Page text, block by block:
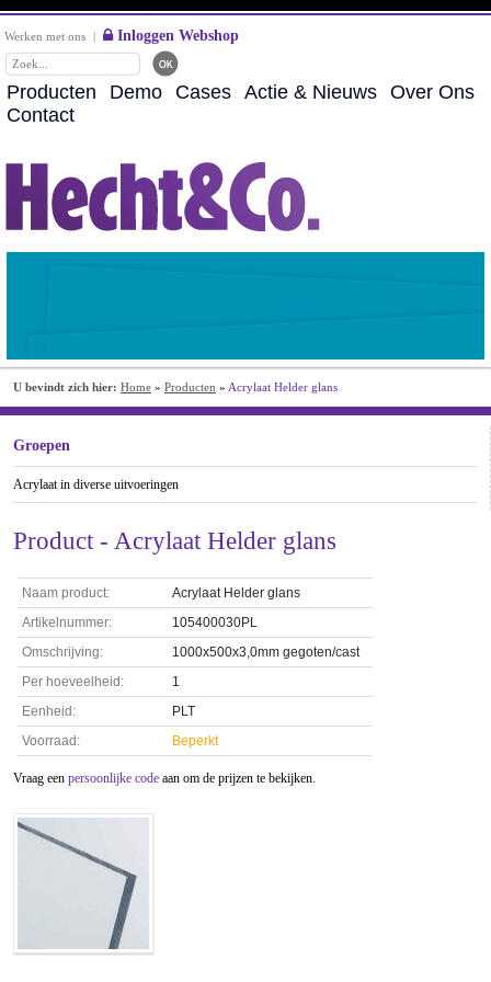
Werken met ons | Inloggen Webshop
Producten Demo Cases Actie & Nieuws Over Ons
Contact
U bevindt zich hier: Home » Producten » Acrylaat Helder glans
Groepen
Acrylaat in diverse uitvoeringen
Product - Acrylaat Helder glans
Naam product:
Acrylaat Helder glans
Artikelnummer:
105400030PL
Omschrijving:
1000x500x3,0mm gegoten/cast
Per hoeveelheid:
1
Eenheid:
PLT
Voorraad:
Beperkt
Vraag een persoonlijke code aan om de prijzen te bekijken.